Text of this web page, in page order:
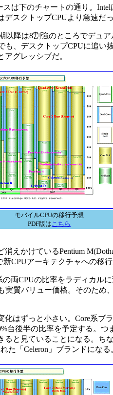
は下のチャートの通り。
スクトップCPUより急速だっ
降は8割強のところでデュ
、デスクトップCPUに追い
グレッシブだ。
モバイルCPUの移行予想
PDF版はこちら
かけているPentium
CPUアーキテクチャへの移行
両CPUの比率をラディカル
実質バリュー価格。そのため
はずっと小さい。Core系ブ
台後半の比率を予定する。
と見ていることになる。ち
た「Celeron」ブランドにな